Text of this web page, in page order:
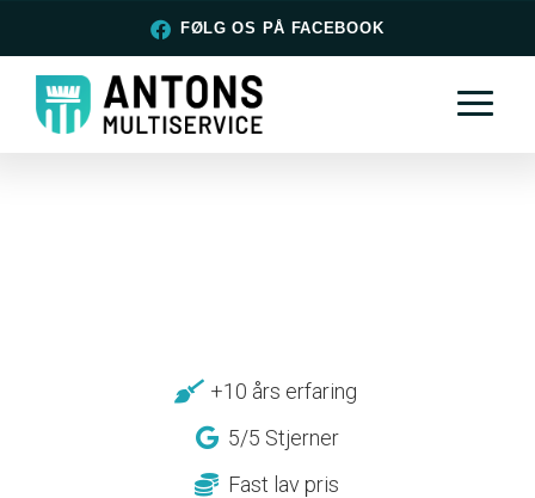
FØLG OS PÅ FACEBOOK
+10 års erfaring
5/5 Stjerner
Fast lav pris